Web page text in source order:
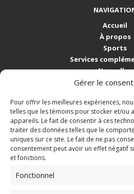
Gérer le
Pour offrir les meilleures expériences,
telles que les témoins pour stocker et/ou
appareils. Le fait de consentir à ces
traiter des données telles que le
uniques sur ce site. Le fait de ne pas
consentement peut avoir un effet négatif
et fonctions.
Fonctionnel
Accueil
À propos
Sports
Services
Nouvelles
Nous
5265, rue de
Sherbrooke QC
Tél.: 819 564-